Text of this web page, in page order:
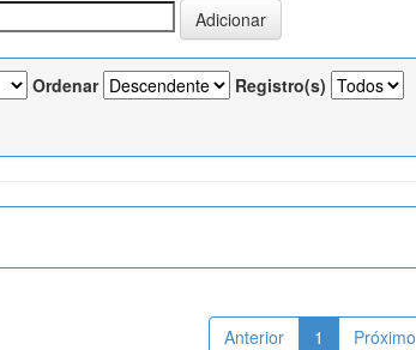
Ordenar Registro(s)
Anterior 1 Próximo